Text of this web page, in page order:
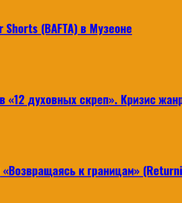
(BAFTA) в Музеоне
духовных скреп». Кризис
к границам»